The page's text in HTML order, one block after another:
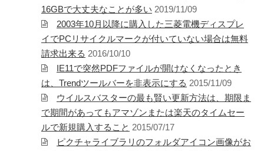
謎の円盤UFO(94)
(87)
グルメ(14)
マーケティング
文房具(11)
社会 (8)
街歩き (34)
タグクラウド
16GBで大丈夫なことが多い 2019/11/09
2003年10月以降に購入した三菱電機ディスプレ
イでPCリサイクルマークが付いていない場合は無料
請求出来る 2016/10/10
IE11で突然PDFファイルが開けなくなったとき
は、Trendツールバーを非表示にする 2015/11/09
ウイルスバスターの最も賢い更新方法は、期限ま
で期間があってもアマゾンまたは楽天のタイムセー
ルで新規購入すること 2015/07/17
ピクチャライブラリのフォルダアイコン画像がお